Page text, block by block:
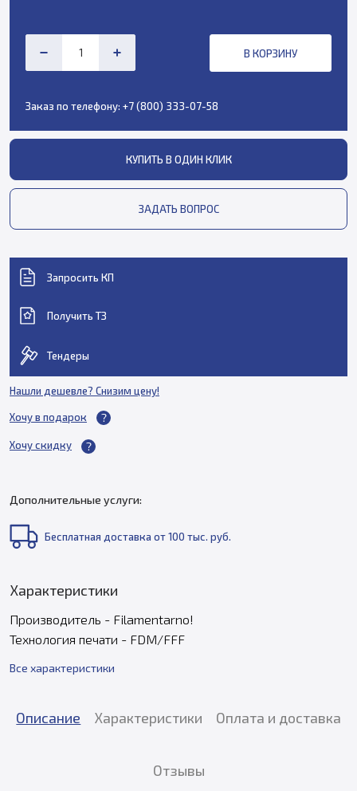
В КОРЗИНУ
Заказ по телефону: +7 (800) 333-07-58
КУПИТЬ В ОДИН КЛИК
ЗАДАТЬ ВОПРОС
Запросить КП
Получить ТЗ
Тендеры
Нашли дешевле? Снизим цену!
Хочу в подарок
Хочу скидку
Дополнительные услуги:
Бесплатная доставка от 100 тыс. руб.
Характеристики
Производитель - Filamentarno!
Технология печати - FDM/FFF
Все характеристики
Описание Характеристики Оплата и доставка
Отзывы